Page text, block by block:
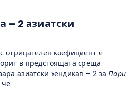
– 2 азиатски
отрицателен коефициент е
в предстоящата среща.
азиатски хендикап – 2 за Пари